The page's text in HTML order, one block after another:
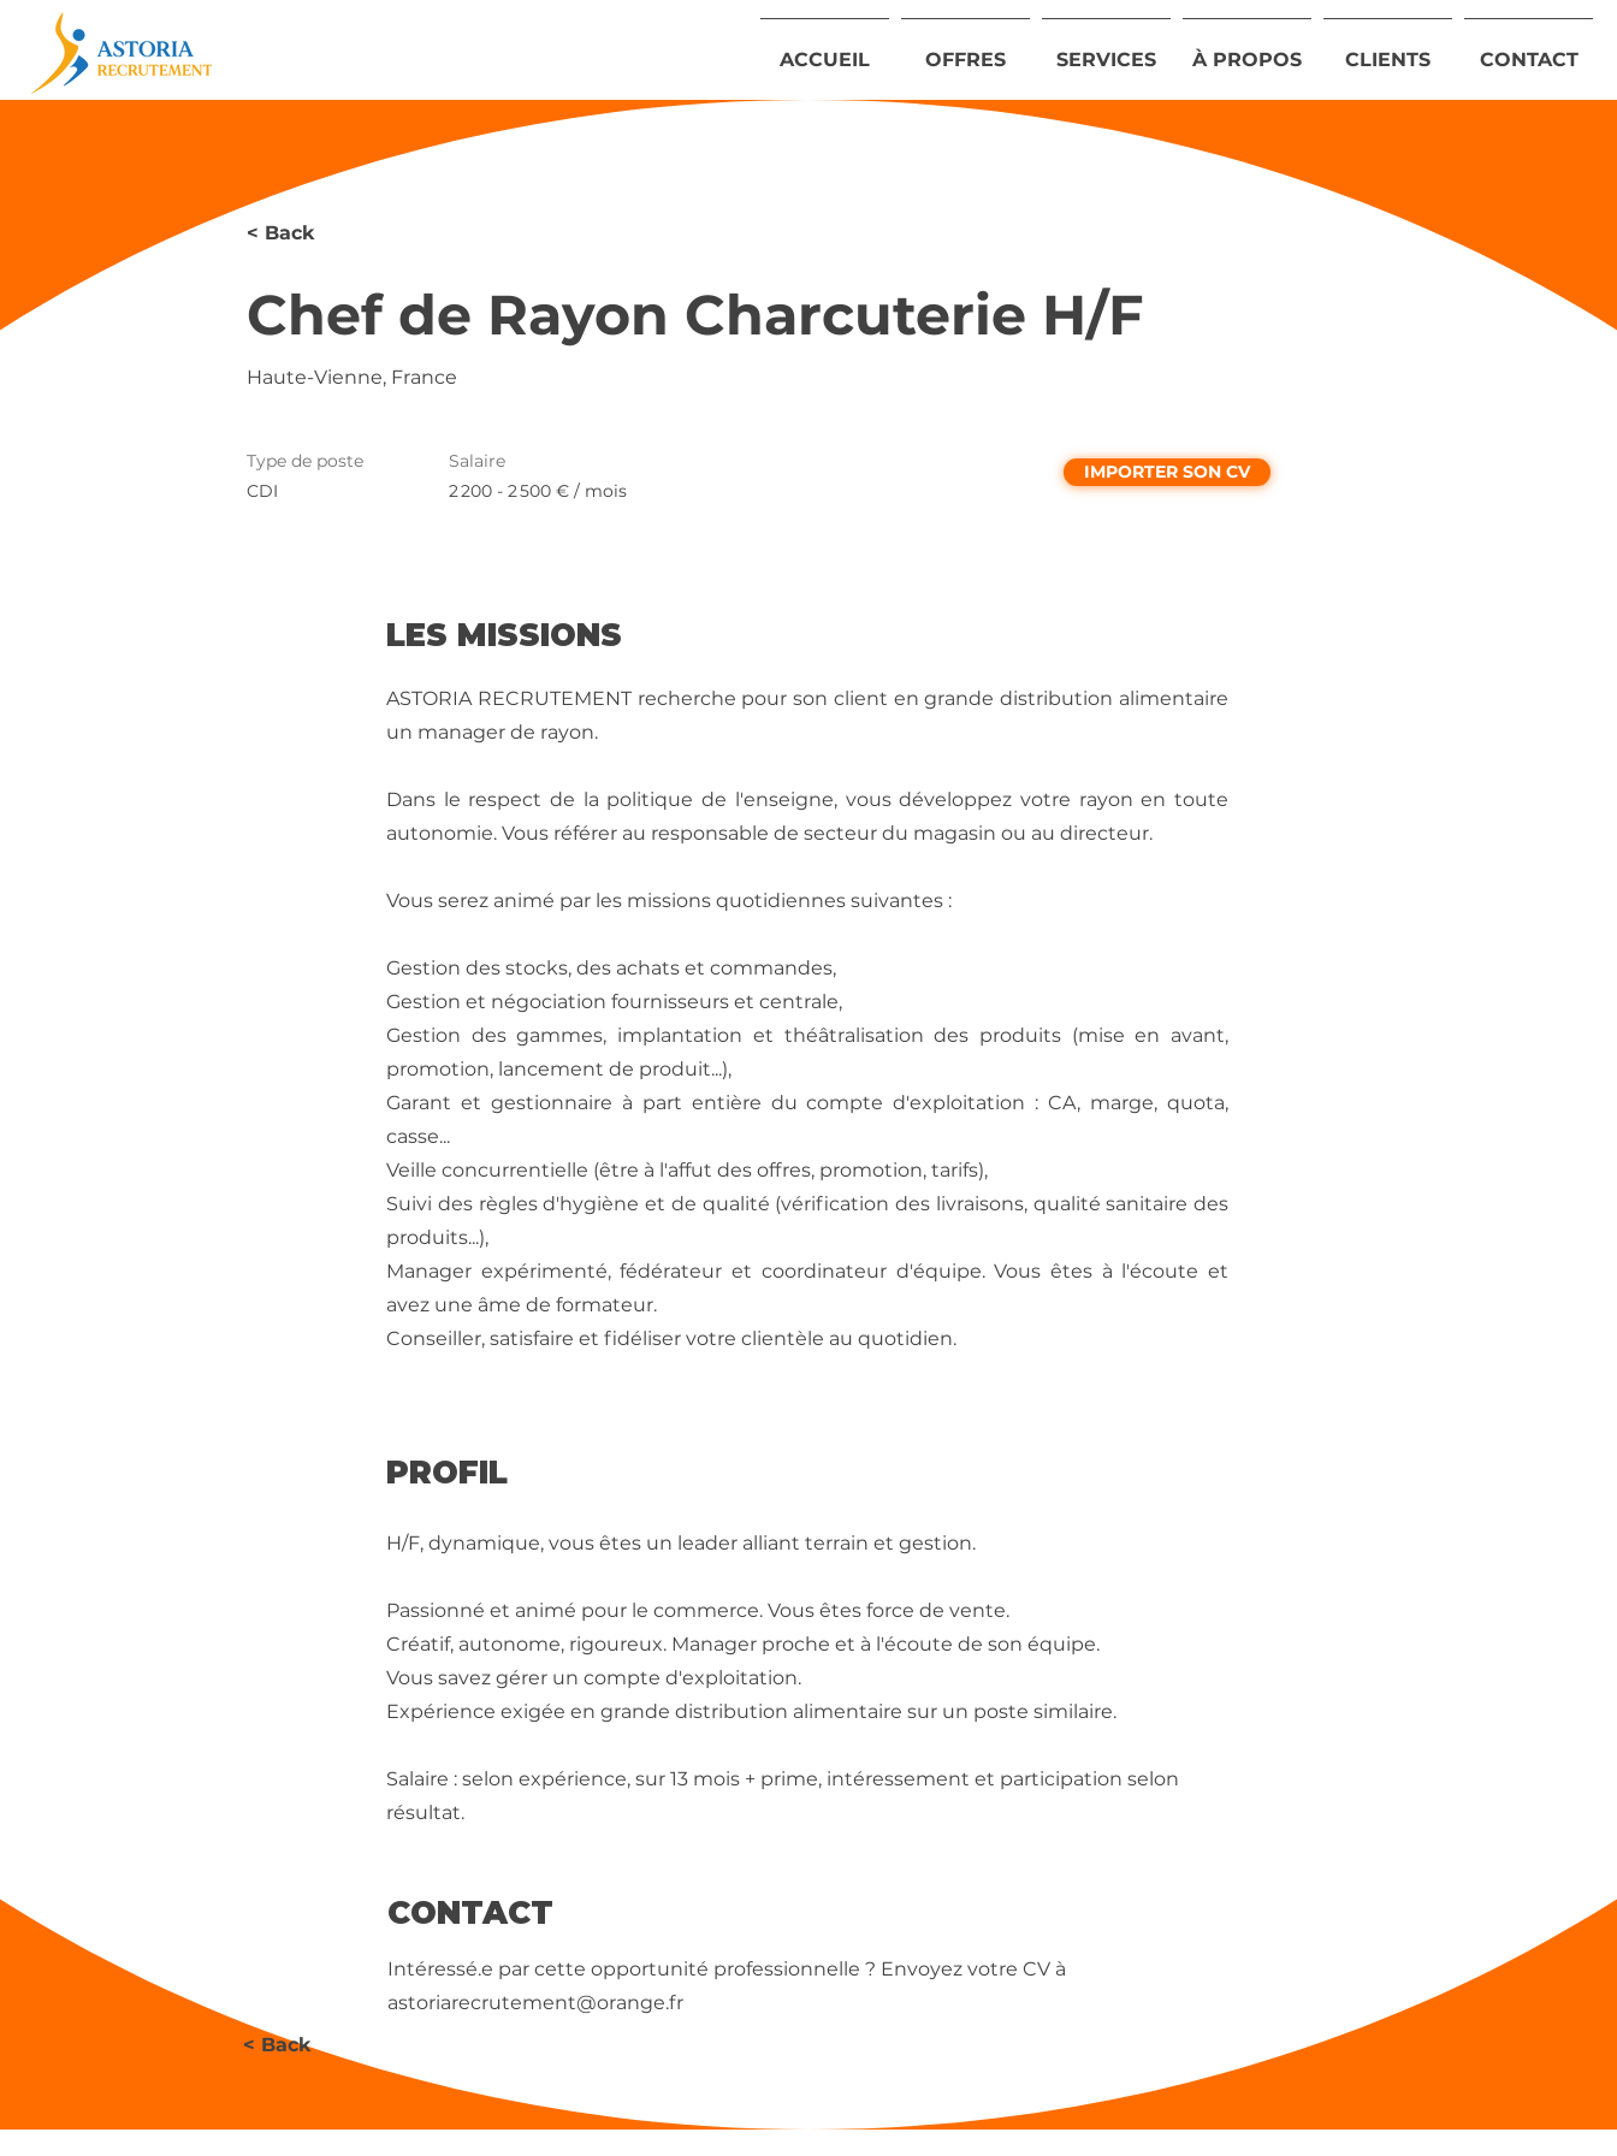
ACCUEIL OFFRES SERVICES À PROPOS CLIENTS CONTACT
< Back
Chef de Rayon Charcuterie H/F
Haute-Vienne, France
Type de poste
CDI
Salaire
2 200 - 2 500 € / mois
IMPORTER SON CV
LES MISSIONS
ASTORIA RECRUTEMENT recherche pour son client en grande distribution alimentaire
un manager de rayon.
Dans le respect de la politique de l'enseigne, vous développez votre rayon en toute
autonomie. Vous référer au responsable de secteur du magasin ou au directeur.
Vous serez animé par les missions quotidiennes suivantes :
Gestion des stocks, des achats et commandes,
Gestion et négociation fournisseurs et centrale,
Gestion des gammes, implantation et théâtralisation des produits (mise en avant,
promotion, lancement de produit...),
Garant et gestionnaire à part entière du compte d'exploitation : CA, marge, quota,
casse...
Veille concurrentielle (être à l'affut des offres, promotion, tarifs),
Suivi des règles d'hygiène et de qualité (vérification des livraisons, qualité sanitaire des
produits...),
Manager expérimenté, fédérateur et coordinateur d'équipe. Vous êtes à l'écoute et
avez une âme de formateur.
Conseiller, satisfaire et fidéliser votre clientèle au quotidien.
PROFIL
H/F, dynamique, vous êtes un leader alliant terrain et gestion.
Passionné et animé pour le commerce. Vous êtes force de vente.
Créatif, autonome, rigoureux. Manager proche et à l'écoute de son équipe.
Vous savez gérer un compte d'exploitation.
Expérience exigée en grande distribution alimentaire sur un poste similaire.
Salaire : selon expérience, sur 13 mois + prime, intéressement et participation selon
résultat.
CONTACT
Intéressé.e par cette opportunité professionnelle ? Envoyez votre CV à
astoriarecrutement@orange.fr
< Back